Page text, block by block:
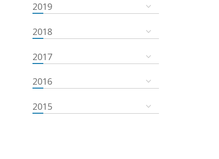
2019
2018
2017
2016
2015